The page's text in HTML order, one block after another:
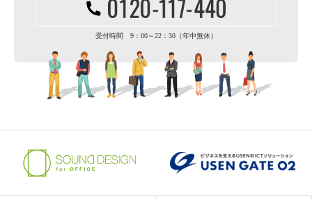
受付時間 9：00～22：30（年中無休）